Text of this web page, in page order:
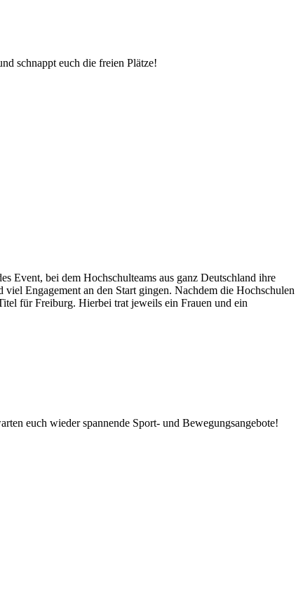
schnappt euch die freien Plätze!
Event, bei dem Hochschulteams aus ganz Deutschland ihre
Engagement an den Start gingen. Nachdem die Hochschulen
für Freiburg. Hierbei trat jeweils ein Frauen und ein
euch wieder spannende Sport- und Bewegungsangebote!